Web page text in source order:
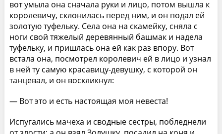
вот умыла она сначала руки и лицо, потом вышла к
королевичу, склонилась перед ним, и он подал ей
золотую туфельку. Села она на скамейку, сняла с
ноги свой тяжелый деревянный башмак и надела
туфельку, и пришлась она ей как раз впору. Вот
встала она, посмотрел королевич ей в лицо и узнал
в ней ту самую красавицу-девушку, с которой он
танцевал, и он воскликнул:
— Вот это и есть настоящая моя невеста!
Испугались мачеха и сводные сестры, побледнели